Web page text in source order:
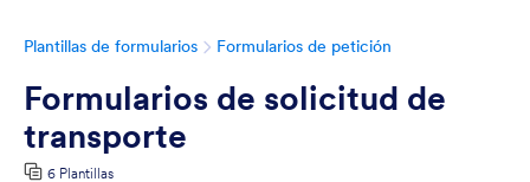
Plantillas de formularios Formularios de petición
Formularios de solicitud de
transporte
6 Plantillas